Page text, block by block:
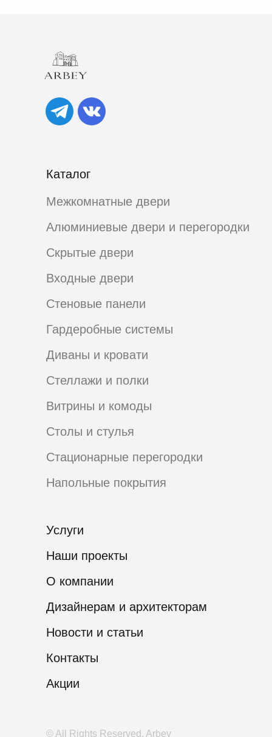
© All Rights Reserved. Arbey
Каталог
Межкомнатные двери
Входные двери
Алюминиевые двери и перегородки
Стеновые панели
Услуги
Наши проекты
О компании
Дизайнерам и архитекторам
Новости и статьи
Акции
Контакты
Скрытые двери
Гардеробные системы
Диваны и кровати
Столы и стулья
Витрины и комоды
Стеллажи и полки
Стационарные перегородки
Напольные покрытия